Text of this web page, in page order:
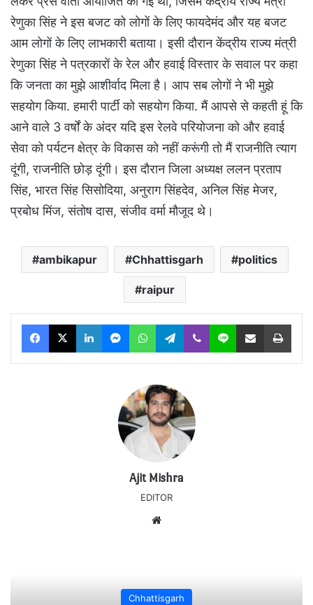
रेणुका सिंह ने इस बजट को लोगों के लिए फायदेमंद और यह बजट
आम लोगों के लिए लाभकारी बताया। इसी दौरान केंद्रीय राज्य मंत्री
रेणुका सिंह ने पत्रकारों के रेल और हवाई विस्तार के सवाल पर कहा
कि जनता का मुझे आशीर्वाद मिला है। आप सब लोगों ने भी मुझे
सहयोग किया. हमारी पार्टी को सहयोग किया. मैं आपसे से कहती हूं कि
आने वाले 3 वर्षों के अंदर यदि इस रेलवे परियोजना को और हवाई
सेवा को पर्यटन क्षेत्र के विकास को नहीं करूंगी तो मैं राजनीति त्याग
दूंगी, राजनीति छोड़ दूंगी। इस दौरान जिला अध्यक्ष ललन प्रताप
सिंह, भारत सिंह सिसोदिया, अनुराग सिंहदेव, अनिल सिंह मेजर,
प्रबोध मिंज, संतोष दास, संजीव वर्मा मौजूद थे।
ambikapur Chhattisgarh politics
raipur
Facebook
X LinkedInMessengerWhatsAppTelegram
Viber Line Share via Email Print
Ajit Mishra
EDITOR
Chhattisgarh